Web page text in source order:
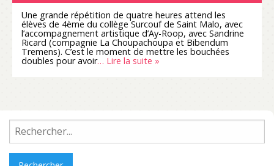
Une grande répétition de quatre heures attend les
élèves de 4ème du collège Surcouf de Saint Malo, avec
l’accompagnement artistique d’Ay-Roop, avec Sandrine
Ricard (compagnie La Choupachoupa et Bibendum
Tremens). C’est le moment de mettre les bouchées
doubles pour avoir… Lire la suite »
Rechercher :